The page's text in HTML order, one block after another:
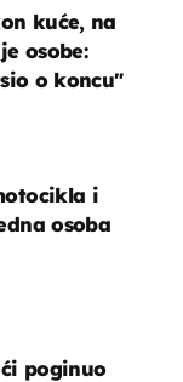
kuće, na
osobe:
o koncu"
i
osoba
poginuo